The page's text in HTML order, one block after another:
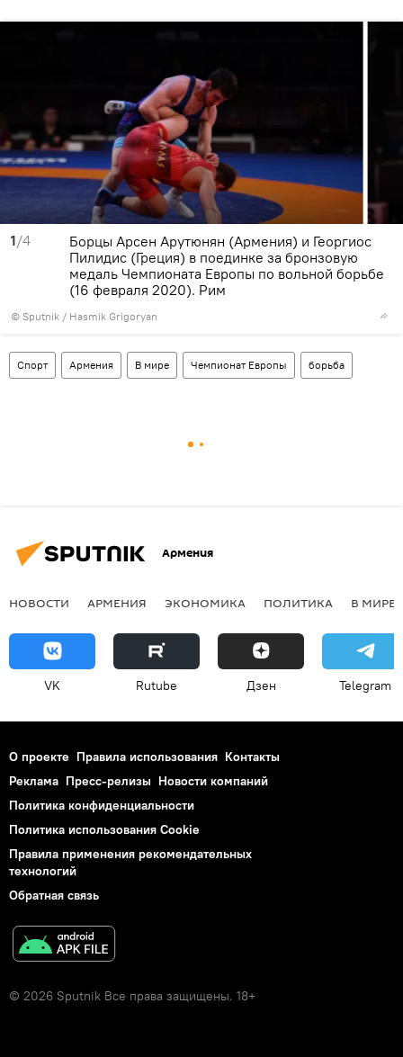
1/4
© Sputnik / Hasmik Grigoryan
Борцы Арсен Арутюнян (Армения) и Георгиос
Пилидис (Греция) в поединке за бронзовую
медаль Чемпионата Европы по вольной борьбе
(16 февраля 2020). Рим
Спорт Армения В мире Чемпионат Европы борьба
Армения
НОВОСТИ АРМЕНИЯ ЭКОНОМИКА ПОЛИТИКА В МИРЕ
VK Rutube Дзен Telegram
О проекте Правила использования Контакты
Реклама Пресс-релизы Новости компаний
Политика конфиденциальности
Политика использования Cookie
Правила применения рекомендательных
технологий
Обратная связь
© 2026 Sputnik Все права защищены. 18+